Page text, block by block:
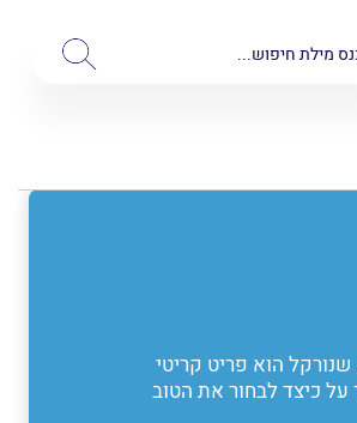
הוא פריט קריטי
עבורכם מדריך על כיצד לבחור את הטוב